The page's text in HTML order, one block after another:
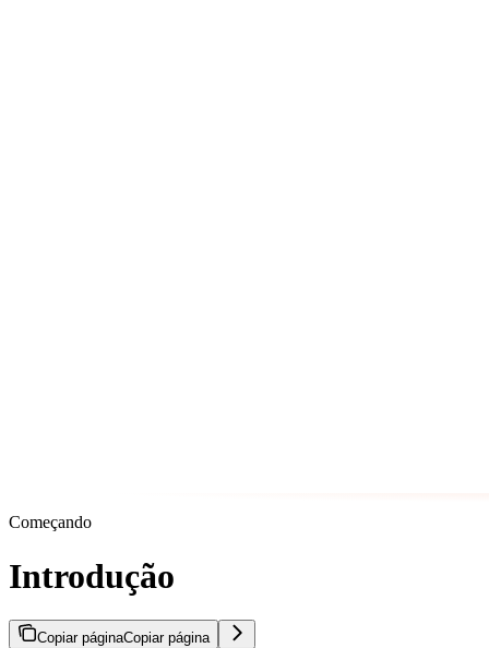
Começando
Introdução
Copiar páginaCopiar página